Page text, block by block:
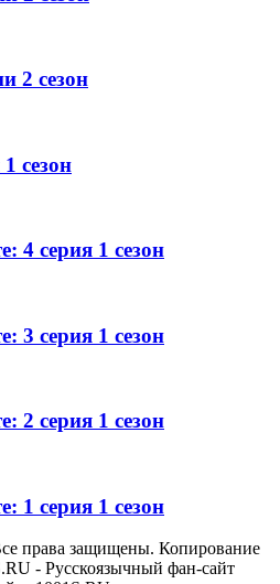
2 сезон
сезон
4 серия 1 сезон
3 серия 1 сезон
2 серия 1 сезон
1 серия 1 сезон
права защищены. Копирование
- Русскоязычный фан-сайт